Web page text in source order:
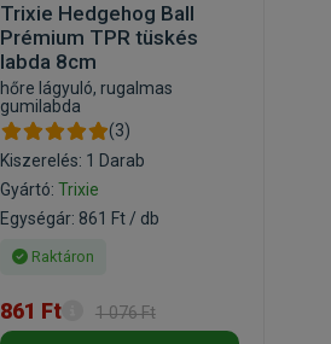
Trixie Hedgehog Ball
Prémium TPR tüskés
labda 8cm
hőre lágyuló, rugalmas
gumilabda
(3)
Kiszerelés: 1 Darab
Gyártó: Trixie
Egységár: 861 Ft / db
Raktáron
861 Ft 1 076 Ft